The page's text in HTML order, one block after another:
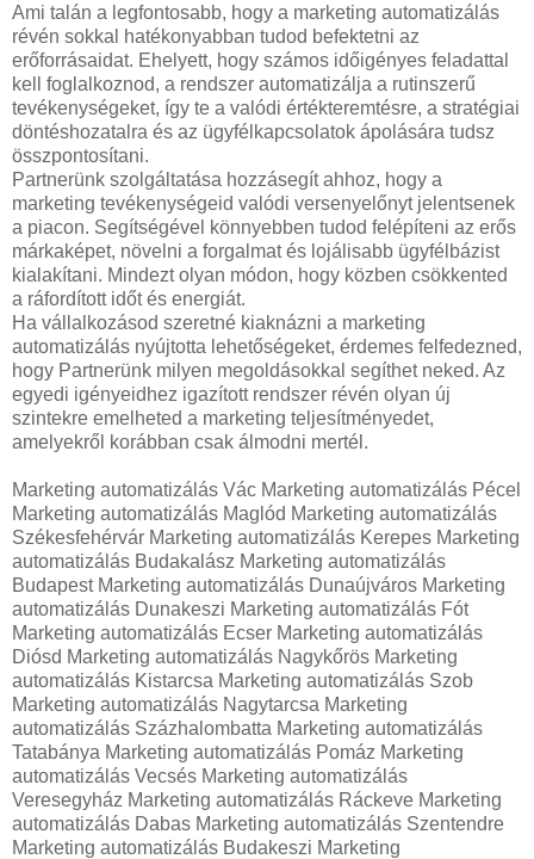
Ami talán a legfontosabb, hogy a marketing automatizálás
révén sokkal hatékonyabban tudod befektetni az
erőforrásaidat. Ehelyett, hogy számos időigényes feladattal
kell foglalkoznod, a rendszer automatizálja a rutinszerű
tevékenységeket, így te a valódi értékteremtésre, a stratégiai
döntéshozatalra és az ügyfélkapcsolatok ápolására tudsz
összpontosítani.
Partnerünk szolgáltatása hozzásegít ahhoz, hogy a
marketing tevékenységeid valódi versenyelőnyt jelentsenek
a piacon. Segítségével könnyebben tudod felépíteni az erős
márkaképet, növelni a forgalmat és lojálisabb ügyfélbázist
kialakítani. Mindezt olyan módon, hogy közben csökkented
a ráfordított időt és energiát.
Ha vállalkozásod szeretné kiaknázni a marketing
automatizálás nyújtotta lehetőségeket, érdemes felfedezned,
hogy Partnerünk milyen megoldásokkal segíthet neked. Az
egyedi igényeidhez igazított rendszer révén olyan új
szintekre emelheted a marketing teljesítményedet,
amelyekről korábban csak álmodni mertél.
Marketing automatizálás Vác Marketing automatizálás Pécel
Marketing automatizálás Maglód Marketing automatizálás
Székesfehérvár Marketing automatizálás Kerepes Marketing
automatizálás Budakalász Marketing automatizálás
Budapest Marketing automatizálás Dunaújváros Marketing
automatizálás Dunakeszi Marketing automatizálás Fót
Marketing automatizálás Ecser Marketing automatizálás
Diósd Marketing automatizálás Nagykőrös Marketing
automatizálás Kistarcsa Marketing automatizálás Szob
Marketing automatizálás Nagytarcsa Marketing
automatizálás Százhalombatta Marketing automatizálás
Tatabánya Marketing automatizálás Pomáz Marketing
automatizálás Vecsés Marketing automatizálás
Veresegyház Marketing automatizálás Ráckeve Marketing
automatizálás Dabas Marketing automatizálás Szentendre
Marketing automatizálás Budakeszi Marketing